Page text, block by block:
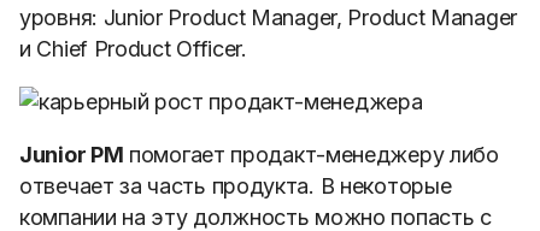
уровня: Junior Product Manager, Product Manager
и Chief Product Officer.
Junior PM помогает продакт-менеджеру либо
отвечает за часть продукта. В некоторые
компании на эту должность можно попасть с